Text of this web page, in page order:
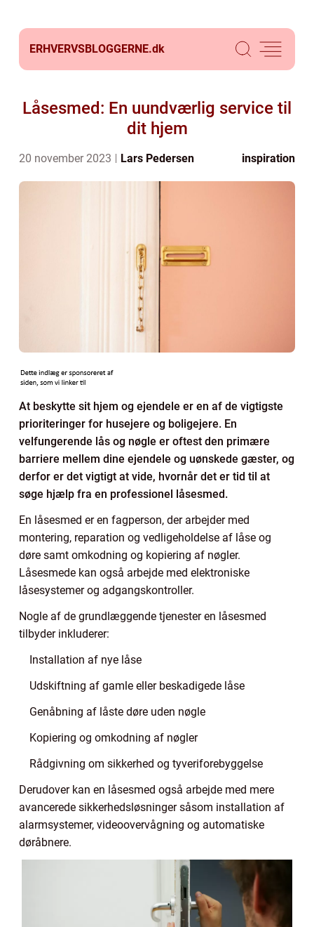
ERHVERVSBLOGGERNE.dk
Låsesmed: En uundværlig service til
dit hjem
20 november 2023 Lars Pedersen inspiration
At beskytte sit hjem og ejendele er en af de vigtigste
prioriteringer for husejere og boligejere. En
velfungerende lås og nøgle er oftest den primære
barriere mellem dine ejendele og uønskede gæster, og
derfor er det vigtigt at vide, hvornår det er tid til at
søge hjælp fra en professionel låsesmed.
En låsesmed er en fagperson, der arbejder med
montering, reparation og vedligeholdelse af låse og
døre samt omkodning og kopiering af nøgler.
Låsesmede kan også arbejde med elektroniske
låsesystemer og adgangskontroller.
Nogle af de grundlæggende tjenester en låsesmed
tilbyder inkluderer:
Installation af nye låse
Udskiftning af gamle eller beskadigede låse
Genåbning af låste døre uden nøgle
Kopiering og omkodning af nøgler
Rådgivning om sikkerhed og tyveriforebyggelse
Derudover kan en låsesmed også arbejde med mere
avancerede sikkerhedsløsninger såsom installation af
alarmsystemer, videoovervågning og automatiske
døråbnere.